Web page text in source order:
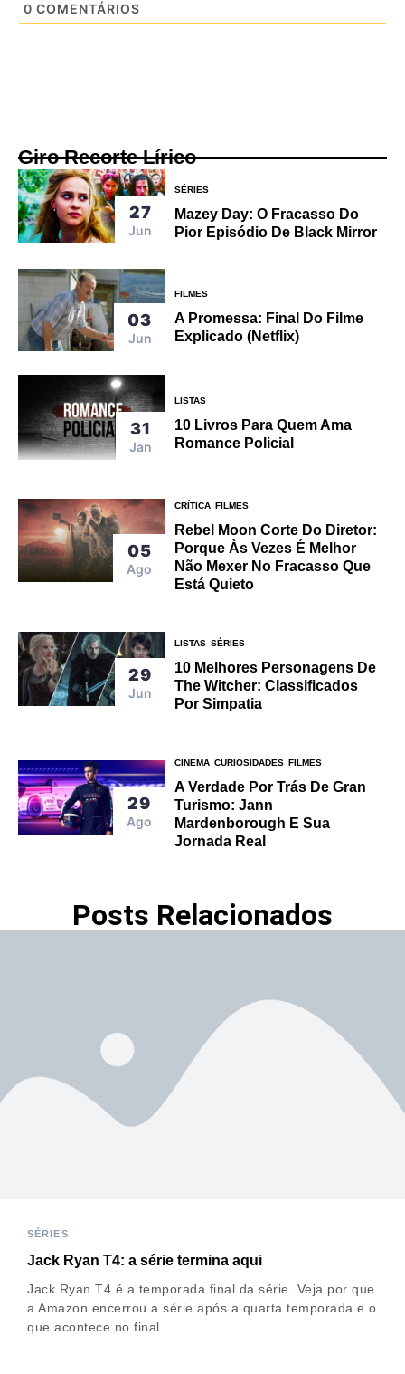
0 COMENTÁRIOS
Giro Recorte Lírico
27
Jun
SÉRIES
Mazey Day: O Fracasso Do
Pior Episódio De Black Mirror
03
Jun
FILMES
A Promessa: Final Do Filme
Explicado (Netflix)
31
Jan
LISTAS
10 Livros Para Quem Ama
Romance Policial
05
Ago
CRÍTICA FILMES
Rebel Moon Corte Do Diretor:
Porque Às Vezes É Melhor
Não Mexer No Fracasso Que
Está Quieto
29
Jun
LISTAS SÉRIES
10 Melhores Personagens De
The Witcher: Classificados
Por Simpatia
29
Ago
CINEMA CURIOSIDADES FILMES
A Verdade Por Trás De Gran
Turismo: Jann
Mardenborough E Sua
Jornada Real
Posts Relacionados
SÉRIES
Jack Ryan T4: a série termina aqui
Jack Ryan T4 é a temporada final da série. Veja por que
a Amazon encerrou a série após a quarta temporada e o
que acontece no final.